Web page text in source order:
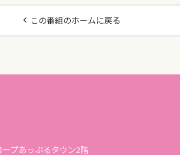
この番組のホームに戻る
プあっぷるタウン2階